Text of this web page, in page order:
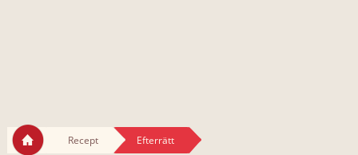
Recept Efterrätt